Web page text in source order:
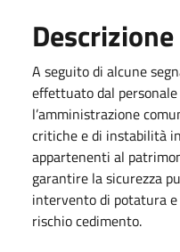
Descrizione
A seguito di alcune
effettuato dal personale
l’amministrazione
critiche e di instabilità
appartenenti al
garantire la sicurezza
intervento di potatura
rischio cedimento.